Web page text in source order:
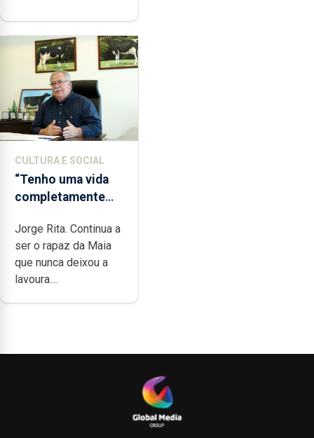
CULTURA E SOCIAL
“Tenho uma vida
completamente
dedicação, gosto e
muita paixão”
Jorge Rita. Continua a
ser o rapaz da Maia
que nunca deixou a
lavoura....